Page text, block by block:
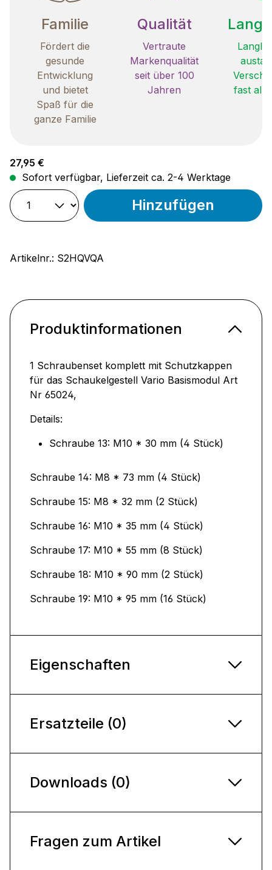
Familie
Fördert die
gesunde
Entwicklung
und bietet
Spaß für die
ganze Familie
Qualität
Vertraute
Markenqualität
seit über 100
Jahren
fast
Regulärer Preis:
27,95 €
Sofort verfügbar, Lieferzeit ca. 2-4 Werktage
Hinzufügen
Artikelnr.: S2HQVQA
Produktinformationen
1 Schraubenset komplett mit Schutzkappen
für das Schaukelgestell Vario Basismodul Art
Nr 65024,
Details:
Schraube 13: M10 * 30 mm (4 Stück)
Schraube 14: M8 * 73 mm (4 Stück)
Schraube 15: M8 * 32 mm (2 Stück)
Schraube 16: M10 * 35 mm (4 Stück)
Schraube 17: M10 * 55 mm (8 Stück)
Schraube 18: M10 * 90 mm (2 Stück)
Schraube 19: M10 * 95 mm (16 Stück)
Eigenschaften
Ersatzteile (0)
Downloads (0)
Fragen zum Artikel